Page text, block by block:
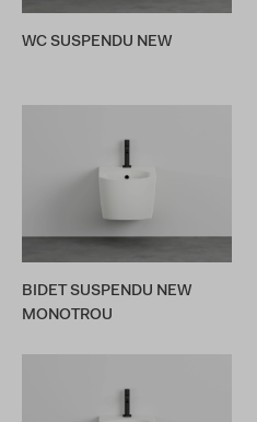
WC SUSPENDU NEW
BIDET SUSPENDU NEW
MONOTROU